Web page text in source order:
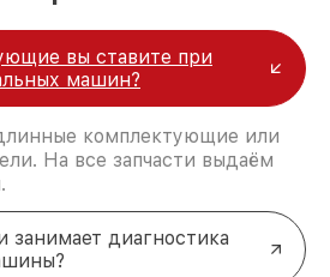
вы ставите при
машин?
комплектующие или
На все запчасти выдаём
занимает диагностика